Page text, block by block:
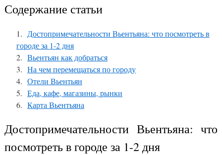
Содержание статьи
Достопримечательности Вьентьяна: что посмотреть в
городе за 1-2 дня
Вьентьян как добраться
На чем перемещаться по городу
Отели Вьентьян
Еда, кафе, магазины, рынки
Карта Вьентьяна
Достопримечательности Вьентьяна: что
посмотреть в городе за 1-2 дня